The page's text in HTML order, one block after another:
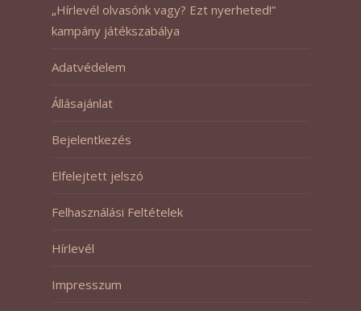
„Hírlevél olvasónk vagy? Ezt nyerheted!”
kampány játékszabálya
Adatvédelem
Állásajánlat
Bejelentkezés
Elfelejtett jelszó
Felhasználási Feltételek
Hírlevél
Impresszum